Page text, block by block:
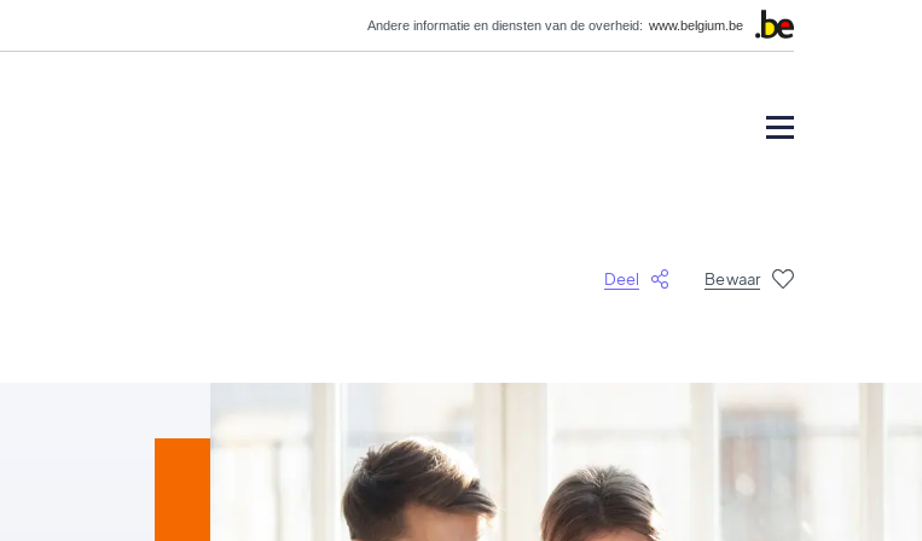
Andere informatie en diensten van de overheid: www.belgium.be
Deel Bewaar